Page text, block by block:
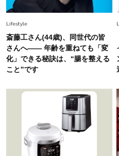
Fashion 2026.8.5
旬着こなし3選
選び」！
Fashion 2026.7.31
【40代のTシャ
Fashion
毎日忙しい40代
とくせ黒ワンピ
Lifestyle
斎藤工さん(44歳)、同世代の皆
さんへ―― 年齢を重ねても「変
化」できる秘訣は、“腸を整える
こと”です